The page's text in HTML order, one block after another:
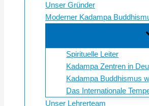
Unser Gründer
Moderner Kadampa
Spirituelle Leiter
Kadampa Zentren in
Kadampa Buddhismus
Das Internationale
Unser Lehrerteam